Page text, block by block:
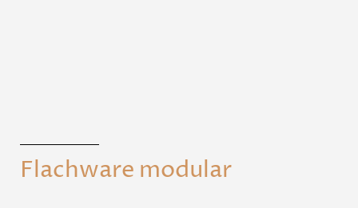
Flachware modular